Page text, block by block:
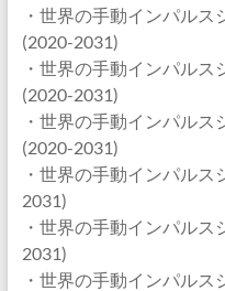
・世界の手動インパル
(2020-2031)
・世界の手動インパル
(2020-2031)
・世界の手動インパル
(2020-2031)
・世界の手動インパル
2031)
・世界の手動インパル
2031)
・世界の手動インパル